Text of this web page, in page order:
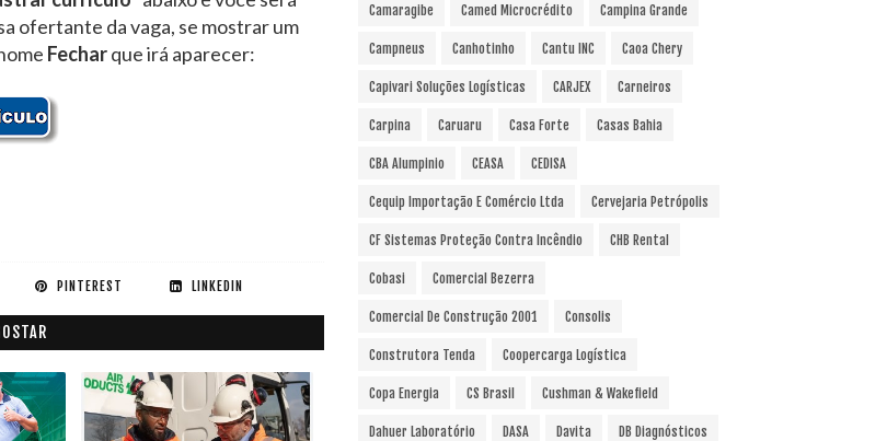
ofertante da vaga, se mostrar um
Fecharque irá aparecer:
PINTEREST LINKEDIN
Camaragibe Camed Microcrédito Campina Grande
Campneus Canhotinho Cantu INC Caoa Chery
Capivari Soluções Logísticas CARJEX Carneiros
Carpina Caruaru Casa Forte Casas Bahia
CBA Alumpinio CEASA CEDISA
Cequip Importação E Comércio Ltda Cervejaria Petrópolis
CF Sistemas Proteção Contra Incêndio CHB Rental
Cobasi Comercial Bezerra
Comercial De Construção 2001 Consolis
Construtora Tenda Coopercarga Logística
Copa Energia CS Brasil Cushman & Wakefield
Dahuer Laboratório DASA Davita DB Diagnósticos